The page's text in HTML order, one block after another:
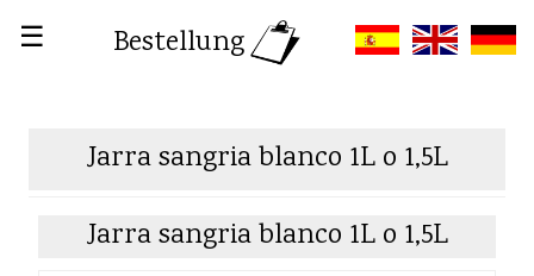
☰ Bestellung
Jarra sangria blanco 1L o 1,5L
Jarra sangria blanco 1L o 1,5L